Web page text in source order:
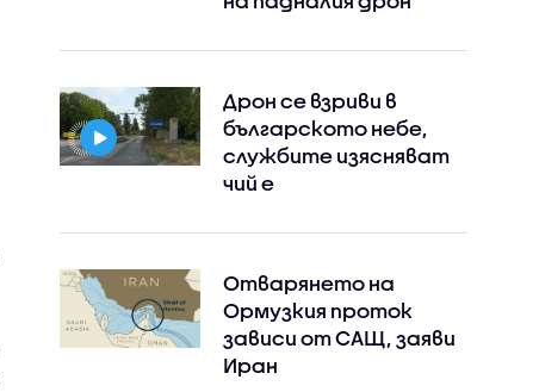
Дрон се взриви в
българското небе,
службите изясняват
чий е
Отварянето на
Ормузкия проток
зависи от САЩ, заяви
Иран